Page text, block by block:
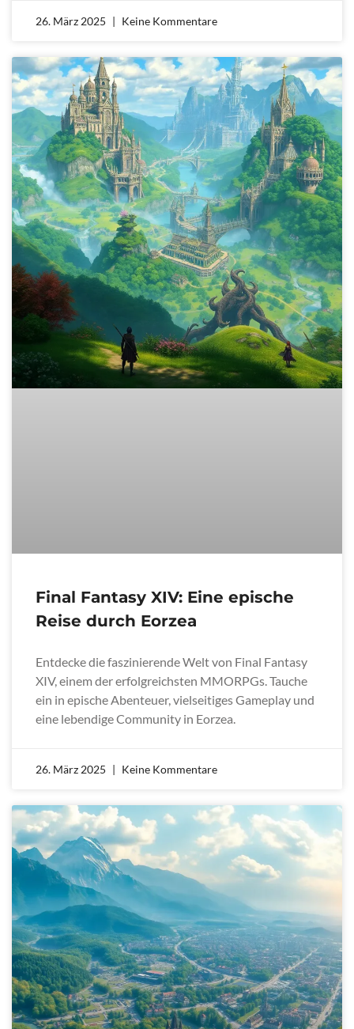
26. März 2025 Keine Kommentare
Final Fantasy XIV: Eine epische
Reise durch Eorzea
Entdecke die faszinierende Welt von Final Fantasy
XIV, einem der erfolgreichsten MMORPGs. Tauche
ein in epische Abenteuer, vielseitiges Gameplay und
eine lebendige Community in Eorzea.
26. März 2025 Keine Kommentare